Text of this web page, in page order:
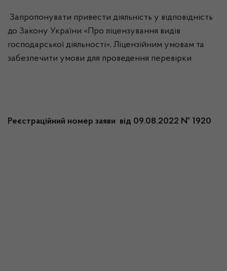
Запропонувати привести діяльність у відповідність
до Закону України «Про ліцензування видів
господарської діяльності», Ліцензійним умовам та
забезпечити умови для проведення перевірки
Реєстраційний номер заяви від 09.08.2022 № 1920